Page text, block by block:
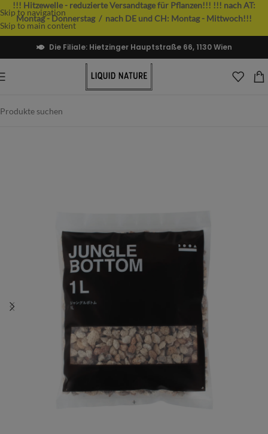
Skip to navigation
Skip to main content
!!! Hitzewelle - reduzierte Versandtage für Pflanzen!!! !!! nach AT:
Montag - Donnerstag / nach DE und CH: Montag - Mittwoch!!!
Die Filiale: Hietzinger Hauptstraße 66, 1130 Wien